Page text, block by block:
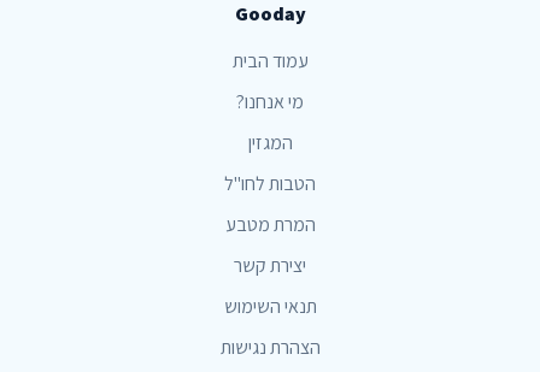
Gooday
עמוד הבית
מי אנחנו?
המגזין
הטבות לחו"ל
המרת מטבע
יצירת קשר
תנאי השימוש
הצהרת נגישות